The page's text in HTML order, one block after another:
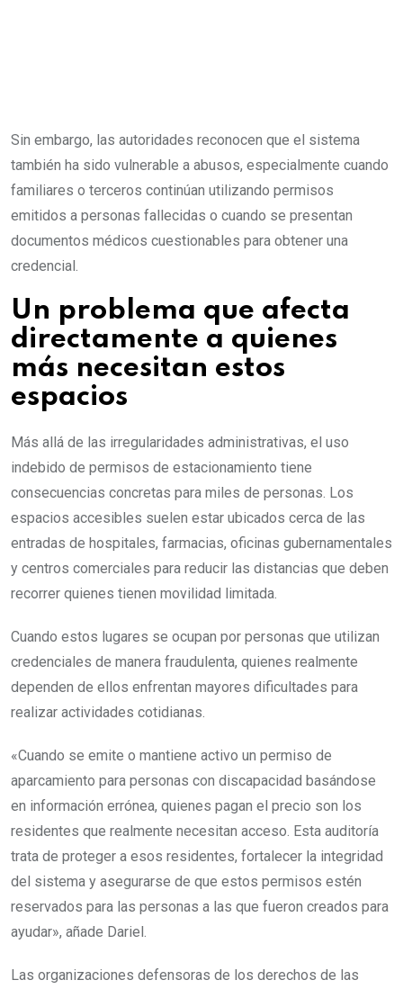
Sin embargo, las autoridades reconocen que el sistema
también ha sido vulnerable a abusos, especialmente cuando
familiares o terceros continúan utilizando permisos
emitidos a personas fallecidas o cuando se presentan
documentos médicos cuestionables para obtener una
credencial.
Un problema que afecta
directamente a quienes
más necesitan estos
espacios
Más allá de las irregularidades administrativas, el uso
indebido de permisos de estacionamiento tiene
consecuencias concretas para miles de personas. Los
espacios accesibles suelen estar ubicados cerca de las
entradas de hospitales, farmacias, oficinas gubernamentales
y centros comerciales para reducir las distancias que deben
recorrer quienes tienen movilidad limitada.
Cuando estos lugares se ocupan por personas que utilizan
credenciales de manera fraudulenta, quienes realmente
dependen de ellos enfrentan mayores dificultades para
realizar actividades cotidianas.
«Cuando se emite o mantiene activo un permiso de
aparcamiento para personas con discapacidad basándose
en información errónea, quienes pagan el precio son los
residentes que realmente necesitan acceso. Esta auditoría
trata de proteger a esos residentes, fortalecer la integridad
del sistema y asegurarse de que estos permisos estén
reservados para las personas a las que fueron creados para
ayudar», añade Dariel.
Las organizaciones defensoras de los derechos de las